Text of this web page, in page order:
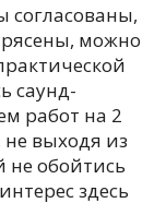
согласованы,
можно
саунд-
работ на 2
не выходя из
не обойтись
здесь